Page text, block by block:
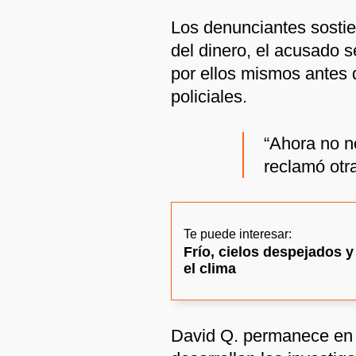
Los denunciantes
del dinero, el acusado
por ellos mismos antes
policiales.
“Ahora no
reclamó
Te puede interesar:
Frío, cielos despejados
el clima
David Q. permanece